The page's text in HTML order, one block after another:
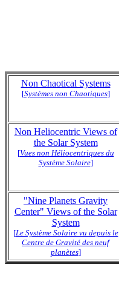
Non Chaotical Systems
[Systèmes non Chaotiques]
Non Heliocentric Views of
the Solar System
[Vues non Héliocentriques du
Système Solaire]
"Nine Planets Gravity
Center" Views of the Solar
System
[Le Système Solaire vu depuis le
Centre de Gravité des neuf
planètes]